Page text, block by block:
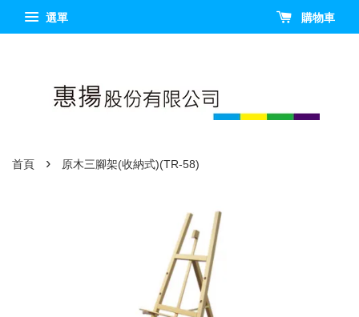
選單 購物車
首頁 › 原木三腳架(收納式)(TR-58)